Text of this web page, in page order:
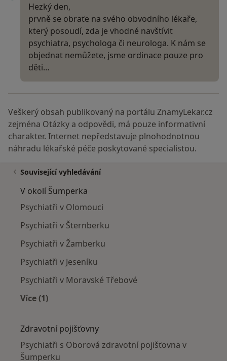
Hezký den,
prvně se obraťe na svého obvodního lékaře,
který posoudí, zda je vhodné navštívit
psychiatra, psychologa či neurologa. K nám se
objednat nemůžete, jsme ordinace pouze pro
děti…
Veškerý obsah publikovaný na portálu ZnamyLekar.cz
zejména Otázky a odpovědi, má pouze informativní
charakter. Internet nepředstavuje plnohodnotnou
náhradu lékařské péče poskytované specialistou.
Související vyhledávání
V okolí Šumperka
Psychiatři v Olomouci
Psychiatři v Šternberku
Psychiatři v Žamberku
Psychiatři v Jeseníku
Psychiatři v Moravské Třebové
Více (1)
Zdravotní pojišťovny
Psychiatři s Oborová zdravotní pojišťovna v
Šumperku